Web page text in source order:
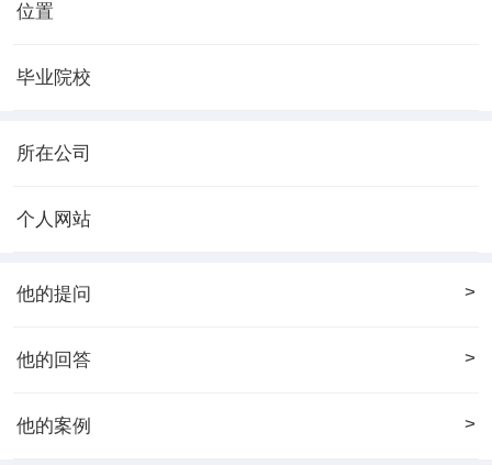
位置
毕业院校
所在公司
个人网站
他的提问 >
他的回答 >
他的案例 >